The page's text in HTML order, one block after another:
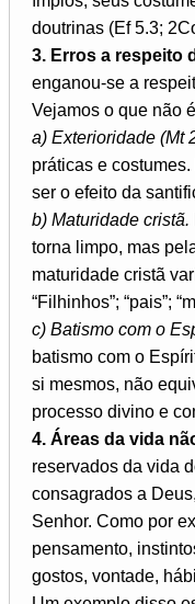
doutrinas (Ef 5.3;
3. Erros a respeito
enganou-se a
Vejamos o que não
a) Exterioridade (Mt
práticas e
ser o efeito da
b) Maturidade cristã.
torna limpo, mas
maturidade cristã
“Filhinhos”; “pais”;
c) Batismo com o
batismo com o
si mesmos, não
processo divino e
4. Áreas da vida
reservados da vida
consagrados a
Senhor. Como por
pensamento,
gostos, vontade,